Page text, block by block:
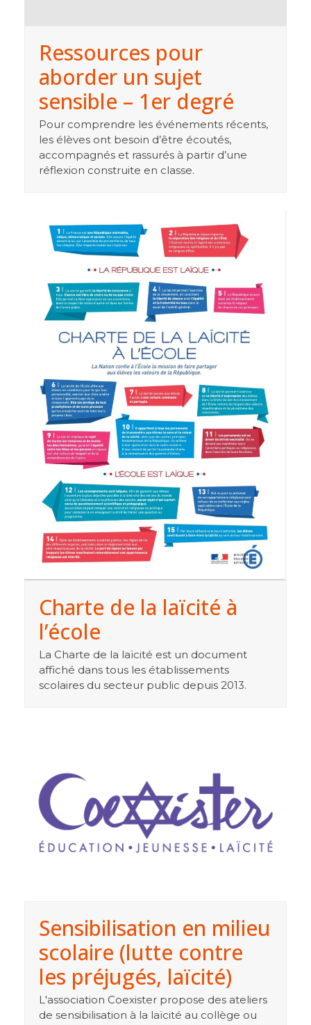
Ressources pour
aborder un sujet
sensible – 1er degré
Pour comprendre les événements récents,
les élèves ont besoin d’être écoutés,
accompagnés et rassurés à partir d’une
réflexion construite en classe.
Charte de la laïcité à
l’école
La Charte de la laïcité est un document
affiché dans tous les établissements
scolaires du secteur public depuis 2013.
Sensibilisation en milieu
scolaire (lutte contre
les préjugés, laïcité)
L'association Coexister propose des ateliers
de sensibilisation à la laïcité au collège ou